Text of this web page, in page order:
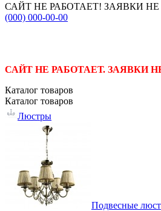
САЙТ НЕ РАБОТАЕТ! ЗАЯВКИ
(000) 000-00-00
САЙТ НЕ РАБОТАЕТ. ЗАЯВКИ
Каталог товаров
Каталог товаров
Люстры
Подвесные